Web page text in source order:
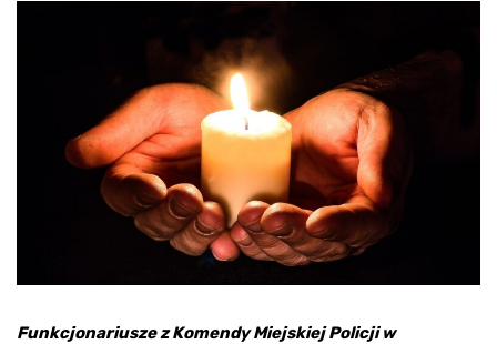
Funkcjonariusze z Komendy Miejskiej Policji w